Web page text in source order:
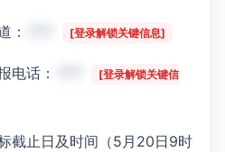
： [登录解锁关键信息]
电话：
[登录解锁关键信
截止日及时间（5月20日9时